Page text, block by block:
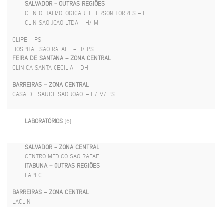
SALVADOR – OUTRAS REGIÕES
CLIN OFTALMOLOGICA JEFFERSON TORRES – H
CLIN SAO JOAO LTDA – H/ M
CLIPE – PS
HOSPITAL SAO RAFAEL – H/ PS
FEIRA DE SANTANA – ZONA CENTRAL
CLINICA SANTA CECILIA – DH
BARREIRAS – ZONA CENTRAL
CASA DE SAUDE SAO JOAO. – H/ M/ PS
LABORATÓRIOS (6)
SALVADOR – ZONA CENTRAL
CENTRO MEDICO SAO RAFAEL
ITABUNA – OUTRAS REGIÕES
LAPEC
BARREIRAS – ZONA CENTRAL
LACLIN